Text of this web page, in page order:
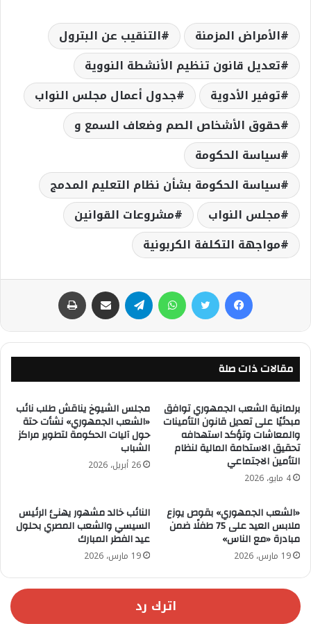
الأمراض المزمنة
التنقيب عن البترول
تعديل قانون تنظيم الأنشطة النووية
توفير الأدوية
جدول أعمال مجلس النواب
حقوق الأشخاص الصم وضعاف السمع و
سياسة الحكومة
سياسة الحكومة بشأن نظام التعليم المدمج
مجلس النواب
مشروعات القوانين
مواجهة التكلفة الكربونية
مقالات ذات صلة
برلمانية الشعب الجمهوري توافق
مبدئيًا على تعديل قانون التأمينات
والمعاشات وتؤكد استهدافه
تحقيق الاستدامة المالية لنظام
التأمين الاجتماعي
4 مايو، 2026
مجلس الشيوخ يناقش طلب نائب
«الشعب الجمهوري» نشأت حتة
حول آليات الحكومة لتطوير مراكز
الشباب
26 أبريل، 2026
«الشعب الجمهوري» بقوص يوزع
ملابس العيد على 75 طفلًا ضمن
مبادرة «مع الناس»
19 مارس، 2026
النائب خالد مشهور يهنئ الرئيس
السيسي والشعب المصري بحلول
عيد الفطر المبارك
19 مارس، 2026
اترك رد